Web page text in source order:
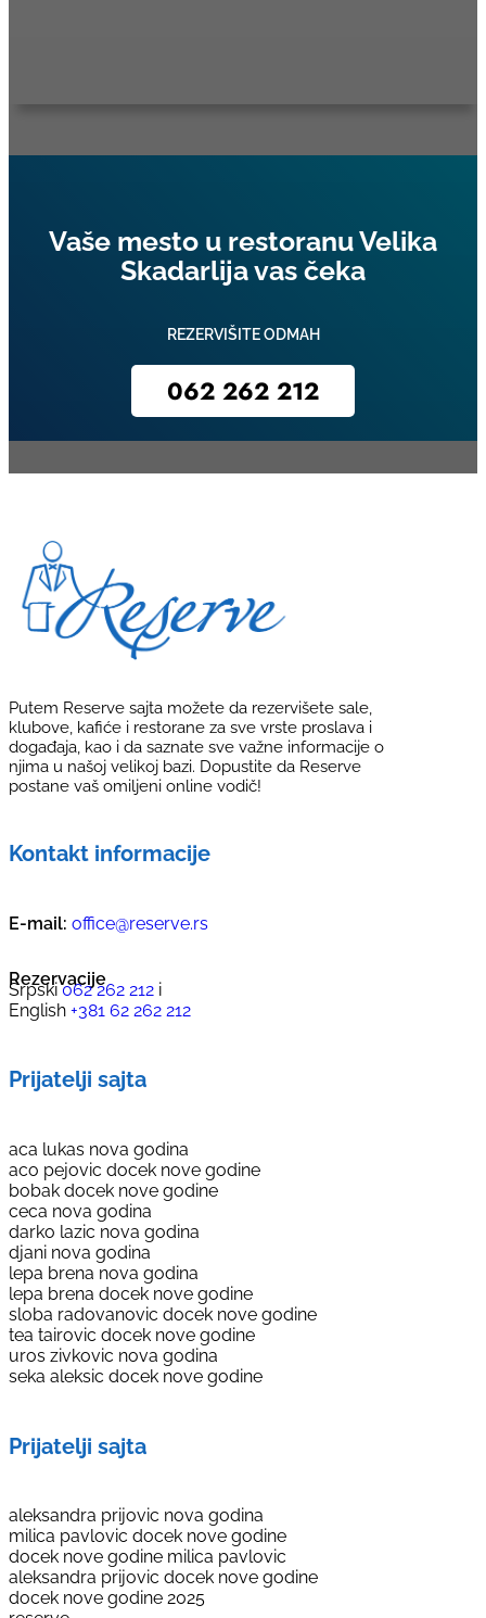
Vaše mesto u restoranu Velika
Skadarlija vas čeka
REZERVIŠITE ODMAH
062 262 212
Putem Reserve sajta možete da rezervišete sale,
klubove, kafiće i restorane za sve vrste proslava i
događaja, kao i da saznate sve važne informacije o
njima u našoj velikoj bazi. Dopustite da Reserve
postane vaš omiljeni online vodič!
Kontakt informacije
E-mail: office@reserve.rs
Rezervacije
Srpski062 262 212 i
English +381 62 262 212
Prijatelji sajta
aca lukas nova godina
aco pejovic docek nove godine
bobak docek nove godine
ceca nova godina
darko lazic nova godina
djani nova godina
lepa brena nova godina
lepa brena docek nove godine
sloba radovanovic docek nove godine
tea tairovic docek nove godine
uros zivkovic nova godina
seka aleksic docek nove godine
Prijatelji sajta
aleksandra prijovic nova godina
milica pavlovic docek nove godine
docek nove godine milica pavlovic
aleksandra prijovic docek nove godine
docek nove godine 2025